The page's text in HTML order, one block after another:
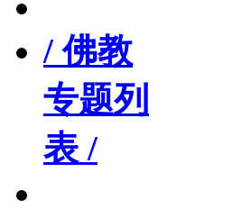
/ 佛教
专题列
表 /